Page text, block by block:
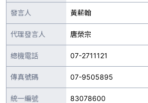
發言人 黃薪翰
代理發言人 唐榮宗
總機電話 07-2711121
傳真號碼 07-9505895
統一編號 83078600